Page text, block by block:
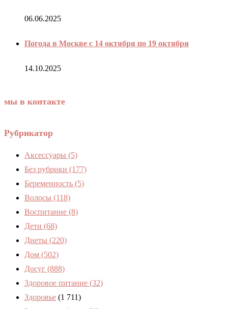
06.06.2025
Погода в Москве с 14 октября по 19 октября
14.10.2025
мы в контакте
Рубрикатор
Аксессуары (5)
Без рубрики (177)
Беременность (5)
Волосы (118)
Воспитание (8)
Дети (68)
Диеты (220)
Дом (502)
Досуг (888)
Здоровое питание (32)
Здоровье (1 711)